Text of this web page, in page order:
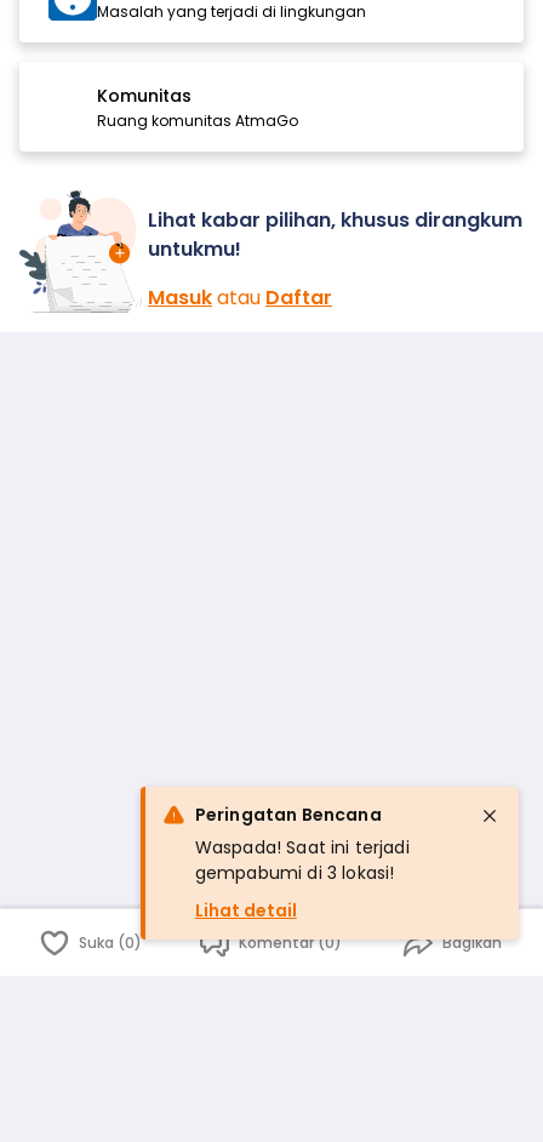
Masalah yang terjadi di lingkungan
Komunitas
Ruang komunitas AtmaGo
Lihat kabar pilihan, khusus dirangkum
untukmu!
Masukatau Daftar
Suka (0) Komentar (0) Bagikan
Peringatan Bencana
Waspada! Saat ini terjadi
gempabumi di 3 lokasi!
Lihat detail